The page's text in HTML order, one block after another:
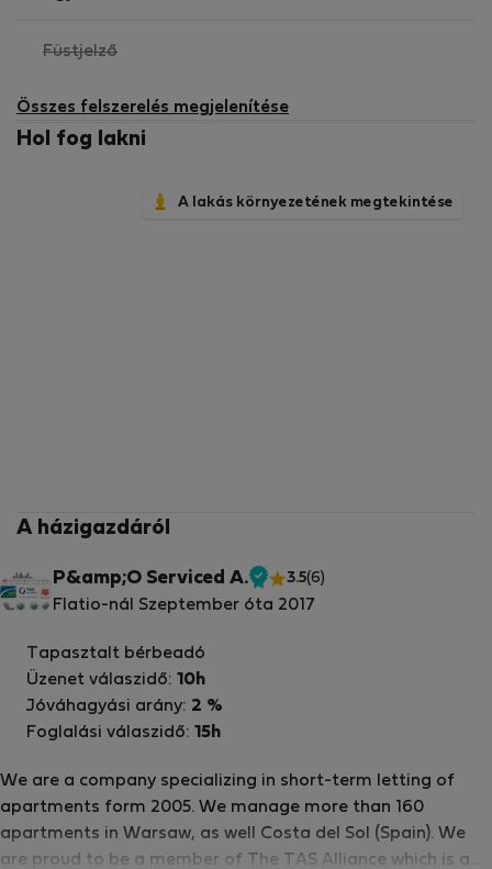
Füstjelző,
elérhető
Összes felszerelés megjelenítése
Hol fog lakni
A lakás környezetének megtekintése
A házigazdáról
P&amp;O Serviced A.
Ellenőrzött
3.5(6)
Flatio-nál Szeptember óta 2017
We are a company specializing in short-term letting of
apartments form 2005. We manage more than 160
apartments in Warsaw, as well Costa del Sol (Spain). We
are proud to be a member of The TAS Alliance which is a
Tapasztalt bérbeadó
Üzenet válaszidő: 10h
Jóváhagyási arány: 2 %
Foglalási válaszidő: 15h